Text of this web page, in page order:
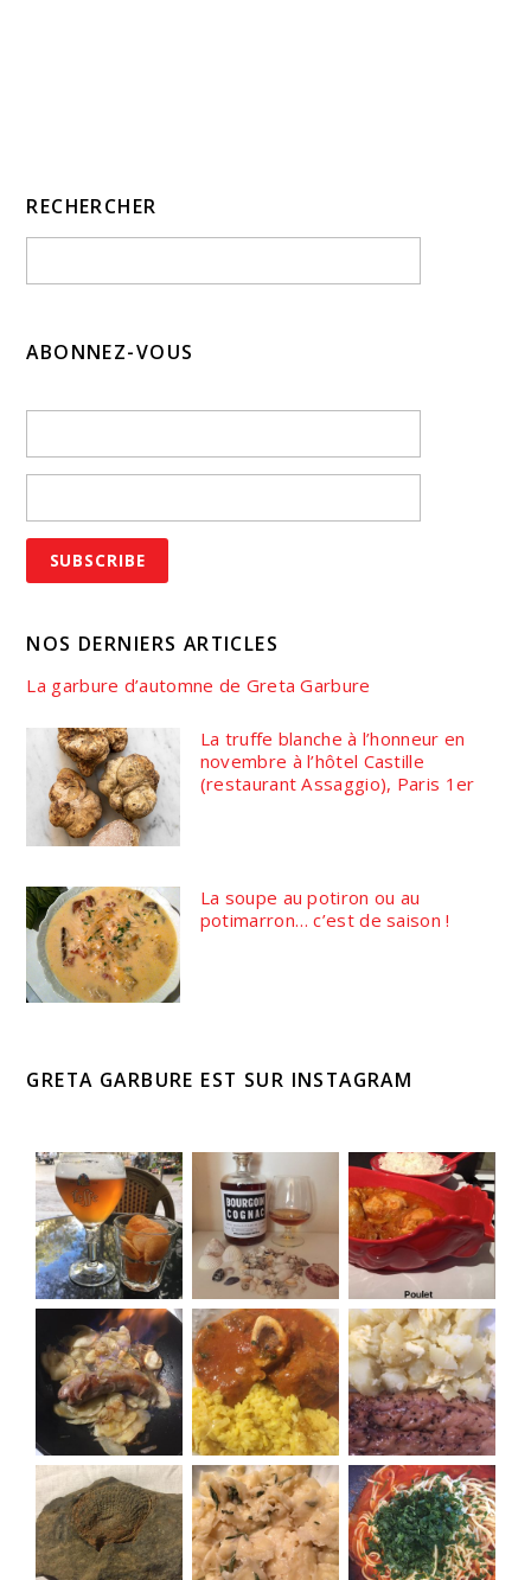
RECHERCHER
ABONNEZ-VOUS
NOS DERNIERS ARTICLES
La garbure d’automne de Greta Garbure
La truffe blanche à l’honneur en
novembre à l’hôtel Castille
(restaurant Assaggio), Paris 1er
La soupe au potiron ou au
potimarron… c’est de saison !
GRETA GARBURE EST SUR INSTAGRAM